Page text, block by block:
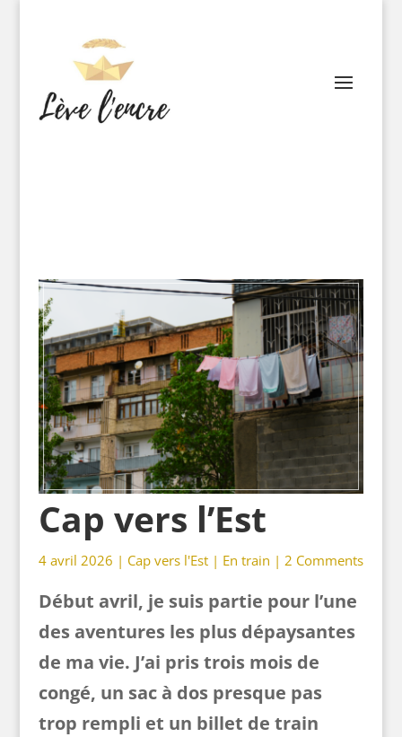
Cap vers l’Est
4 avril 2026 | Cap vers l'Est| En train | 2 Comments
Début avril, je suis partie pour l’une
des aventures les plus dépaysantes
de ma vie. J’ai pris trois mois de
congé, un sac à dos presque pas
trop rempli et un billet de train